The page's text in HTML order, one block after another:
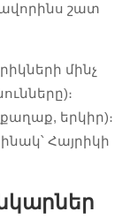
շատ
մինչ
քաղաք, երկիր)։
Հայրիկի